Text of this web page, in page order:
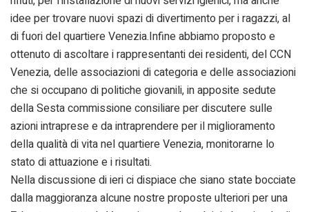
idee per trovare nuovi spazi di divertimento per i ragazzi, al
di fuori del quartiere Venezia.Infine abbiamo proposto e
ottenuto di ascoltare i rappresentanti dei residenti, del CCN
Venezia, delle associazioni di categoria e delle associazioni
che si occupano di politiche giovanili, in apposite sedute
della Sesta commissione consiliare per discutere sulle
azioni intraprese e da intraprendere per il miglioramento
della qualità di vita nel quartiere Venezia, monitorarne lo
stato di attuazione e i risultati.
Nella discussione di ieri ci dispiace che siano state bocciate
dalla maggioranza alcune nostre proposte ulteriori per una